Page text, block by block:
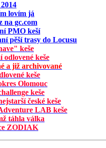
lovím já
na gc.com
PMO keší
pěší trasy do Locusu
keše
odlovené keše
a již archivované
keše
Olomouc
keše
české keše
LAB keše
táhla válka
ZODIAK